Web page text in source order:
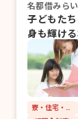
名都借みら
子どもた
身も輝け
出しませ